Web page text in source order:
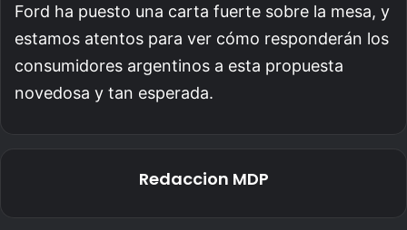
Ford ha puesto una carta fuerte sobre la mesa, y
estamos atentos para ver cómo responderán los
consumidores argentinos a esta propuesta
novedosa y tan esperada.
Redaccion MDP